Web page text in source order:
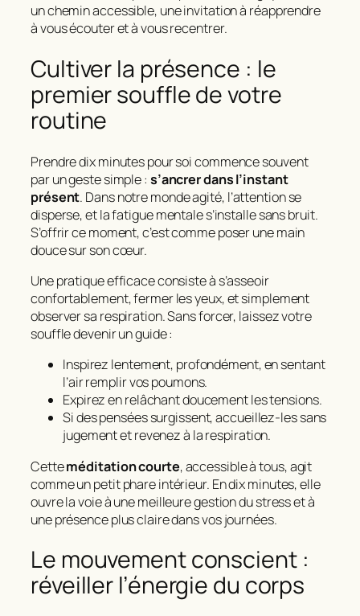
un chemin accessible, une invitation à réapprendre
à vous écouter et à vous recentrer.
Cultiver la présence : le
premier souffle de votre
routine
Prendre dix minutes pour soi commence souvent
par un geste simple : s’ancrer dans l’instant
présent. Dans notre monde agité, l’attention se
disperse, et la fatigue mentale s’installe sans bruit.
S’offrir ce moment, c’est comme poser une main
douce sur son cœur.
Une pratique efficace consiste à s’asseoir
confortablement, fermer les yeux, et simplement
observer sa respiration. Sans forcer, laissez votre
souffle devenir un guide :
Inspirez lentement, profondément, en sentant
l’air remplir vos poumons.
Expirez en relâchant doucement les tensions.
Si des pensées surgissent, accueillez-les sans
jugement et revenez à la respiration.
Cetteméditation courte, accessible à tous, agit
comme un petit phare intérieur. En dix minutes, elle
ouvre la voie à une meilleure gestion du stress et à
une présence plus claire dans vos journées.
Le mouvement conscient :
réveiller l’énergie du corps